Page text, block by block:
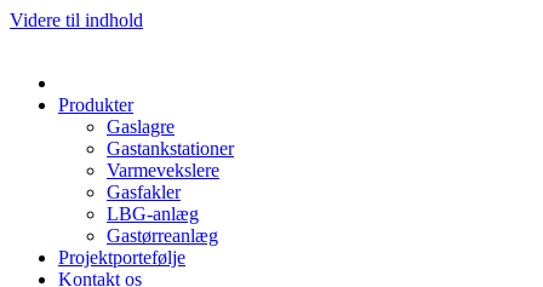
Videre til indhold
Produkter
Gaslagre
Gastankstationer
Varmevekslere
Gasfakler
LBG-anlæg
Gastørreanlæg
Projektportefølje
Kontakt os